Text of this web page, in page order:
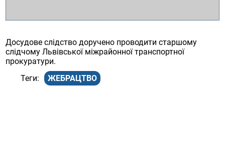
Досудове слідство доручено проводити старшому
слідчому Львівської міжрайонної транспортної
прокуратури.
ЖЕБРАЦТВО